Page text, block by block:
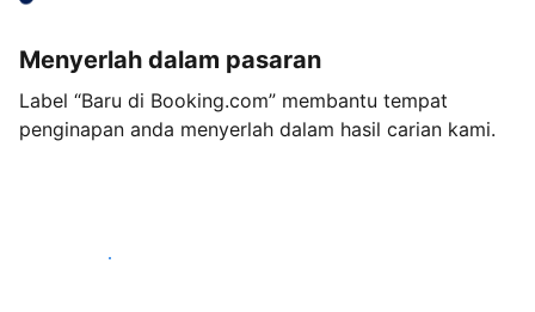
Menyerlah dalam pasaran
Label “Baru di Booking.com” membantu tempat
penginapan anda menyerlah dalam hasil carian kami.
Mulakan hari ini